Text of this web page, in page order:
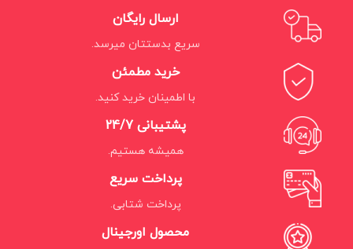
ارسال رایگان
سریع بدستتان میرسد.
خرید مطمئن
با اطمینان خرید کنید.
پشتیبانی 24/7
همیشه هستیم.
پرداخت سریع
پرداخت شتابی.
محصول اورجینال